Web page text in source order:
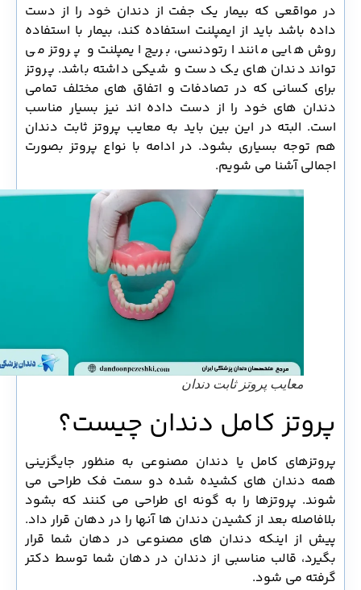
در مواقعی که بیمار یک جفت از دندان خود را از دست
داده باشد باید از ایمپلنت استفاده کند، بیمار با استفاده
روش هایی مانند ارتودنسی، بریج ایمپلنت و پروتز می
تواند دندان های یک دست و شیکی داشته باشد. پروتز
برای کسانی که در تصادفات و اتفاق های مختلف تمامی
دندان های خود را از دست داده اند نیز بسیار مناسب
است. البته در این بین باید به معایب پروتز ثابت دندان
هم توجه بسیاری بشود. در ادامه با نواع پروتز بصورت
اجمالی آشنا می شویم.
معایب پروتز ثابت دندان
پروتز کامل دندان چیست؟
پروتزهای کامل یا دندان مصنوعی به منظور جایگزینی
همه دندان های کشیده شده دو سمت فک طراحی می
شوند. پروتزها را به گونه ای طراحی می کنند که بشود
بلافاصله بعد از کشیدن دندان ها آنها را در دهان قرار داد.
پیش از اینکه دندان های مصنوعی در دهان شما قرار
بگیرد، قالب مناسبی از دندان در دهان شما توسط دکتر
گرفته می شود.